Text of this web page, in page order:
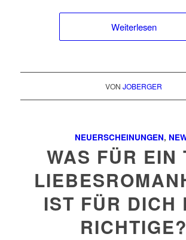
Weiterlesen
VONJOBERGER
NEUERSCHEINUNGEN,
WAS FÜR EIN
IST FÜR DICH
RICHTIGE?